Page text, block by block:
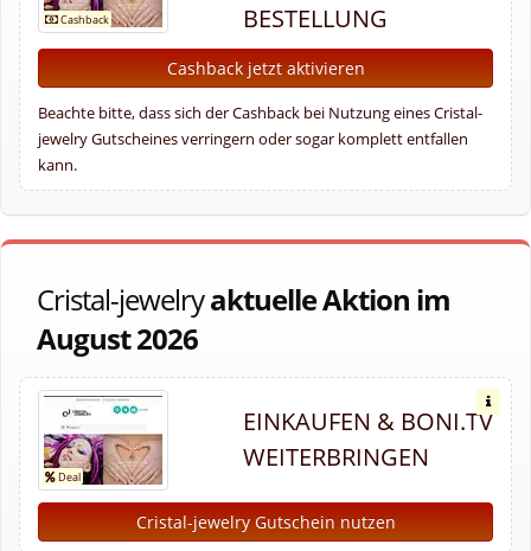
BESTELLUNG
Cashback jetzt aktivieren
Beachte bitte, dass sich der Cashback bei Nutzung eines Cristal-
jewelry Gutscheines verringern oder sogar komplett entfallen
kann.
Cristal-jewelryaktuelle Aktion im
August 2026
EINKAUFEN & BONI.TV
WEITERBRINGEN
Cristal-jewelry Gutschein nutzen